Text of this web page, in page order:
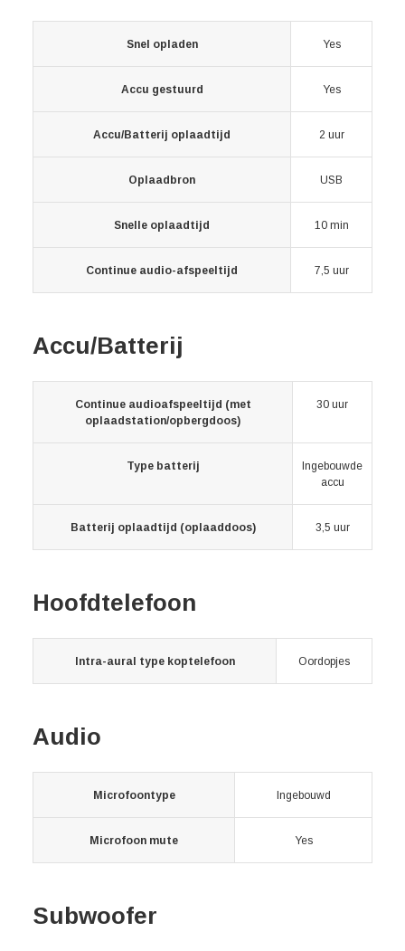
Snel opladen Yes
Accu gestuurd Yes
Accu/Batterij oplaadtijd 2 uur
Oplaadbron USB
Snelle oplaadtijd 10 min
Continue audio-afspeeltijd 7,5 uur
Accu/Batterij
Continue audioafspeeltijd (met
oplaadstation/opbergdoos)
30 uur
Type batterij
Ingebouwde
accu
Batterij oplaadtijd (oplaaddoos) 3,5 uur
Hoofdtelefoon
Intra-aural type koptelefoon Oordopjes
Audio
Microfoontype Ingebouwd
Microfoon mute Yes
Subwoofer